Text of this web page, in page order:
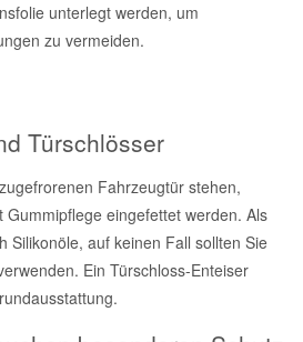
unterlegt werden, um
zu vermeiden.
Türschlösser
Fahrzeugtür stehen,
Gummipflege eingefettet werden. Als
Silikonöle, auf keinen Fall sollten Sie
Ein Türschloss-Enteiser